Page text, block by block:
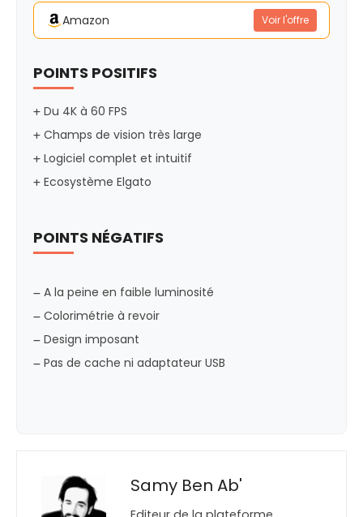
Amazon Voir l'offre
POINTS POSITIFS
Du 4K à 60 FPS
Champs de vision très large
Logiciel complet et intuitif
Ecosystème Elgato
POINTS NÉGATIFS
A la peine en faible luminosité
Colorimétrie à revoir
Design imposant
Pas de cache ni adaptateur USB
Samy Ben Ab'